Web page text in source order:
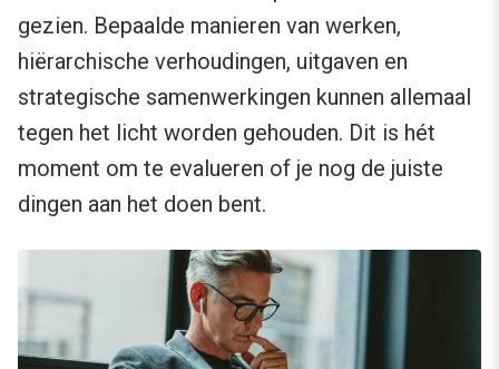
gezien. Bepaalde manieren van werken,
hiërarchische verhoudingen, uitgaven en
strategische samenwerkingen kunnen allemaal
tegen het licht worden gehouden. Dit is hét
moment om te evalueren of je nog de juiste
dingen aan het doen bent.